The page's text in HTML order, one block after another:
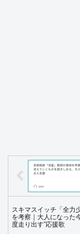
スキマスイッチ「全力
を考察｜大人になった
度走り出す”応援歌